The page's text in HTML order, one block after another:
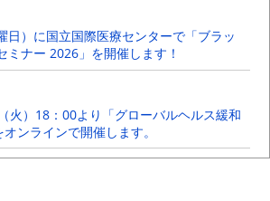
日）に国立国際医療センターで「ブラッ
ミナー 2026」を開催します！
火）18：00より「グローバルヘルス緩和
ンラインで開催します。